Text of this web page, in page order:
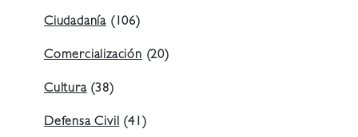
Ciudadanía (106)
Comercialización (20)
Cultura(38)
Defensa Civil (41)